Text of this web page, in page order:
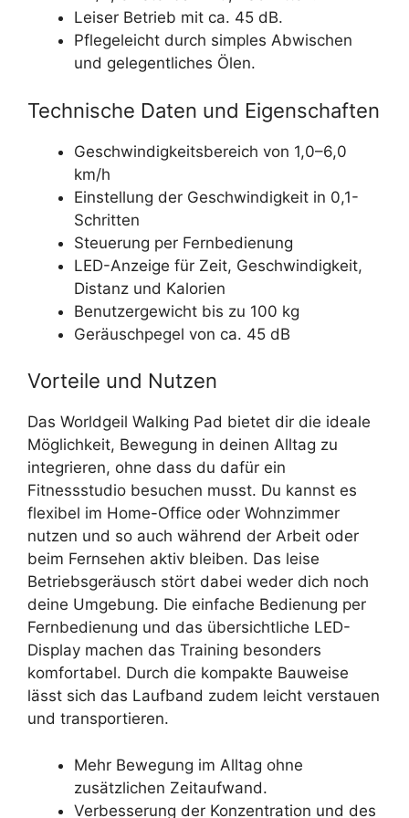
Leiser Betrieb mit ca. 45 dB.
Pflegeleicht durch simples Abwischen
und gelegentliches Ölen.
Technische Daten und Eigenschaften
Geschwindigkeitsbereich von 1,0–6,0
km/h
Einstellung der Geschwindigkeit in 0,1-
Schritten
Steuerung per Fernbedienung
LED-Anzeige für Zeit, Geschwindigkeit,
Distanz und Kalorien
Benutzergewicht bis zu 100 kg
Geräuschpegel von ca. 45 dB
Vorteile und Nutzen
Das Worldgeil Walking Pad bietet dir die ideale
Möglichkeit, Bewegung in deinen Alltag zu
integrieren, ohne dass du dafür ein
Fitnessstudio besuchen musst. Du kannst es
flexibel im Home-Office oder Wohnzimmer
nutzen und so auch während der Arbeit oder
beim Fernsehen aktiv bleiben. Das leise
Betriebsgeräusch stört dabei weder dich noch
deine Umgebung. Die einfache Bedienung per
Fernbedienung und das übersichtliche LED-
Display machen das Training besonders
komfortabel. Durch die kompakte Bauweise
lässt sich das Laufband zudem leicht verstauen
und transportieren.
Mehr Bewegung im Alltag ohne
zusätzlichen Zeitaufwand.
Verbesserung der Konzentration und des